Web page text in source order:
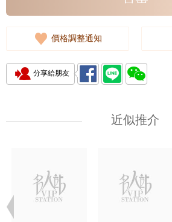
價格調整通知
分享給朋友
近似推介